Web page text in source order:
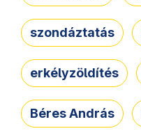
szondáztatás
erkélyzöldítés
Béres András